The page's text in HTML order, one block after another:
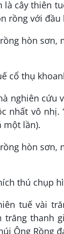
là cây thiên
rồng với
cổ thụ
nghiên cứu
nhất vô nhị.
một lần).
thú chụp
tuế vài
trăng thanh
Ông Rồng